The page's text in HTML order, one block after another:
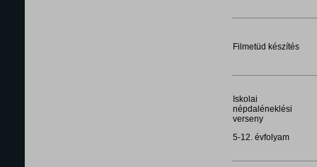
Filmetüd készítés
Iskolai
népdaléneklési
verseny
5-12. évfolyam